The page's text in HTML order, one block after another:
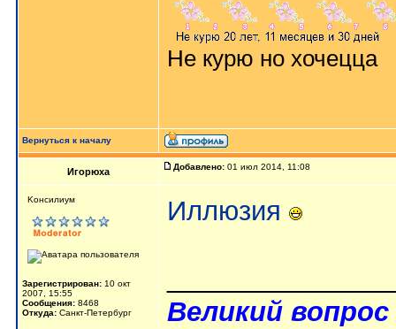
Не курю но хочецца
Вернуться к началу
Игорюха Добавлено: 01 июл 2014, 11:08
Kонсилиум
Зарегистрирован: 10 окт
2007, 15:55
Сообщения: 8468
Откуда: Санкт-Петербург
Иллюзия
Великий